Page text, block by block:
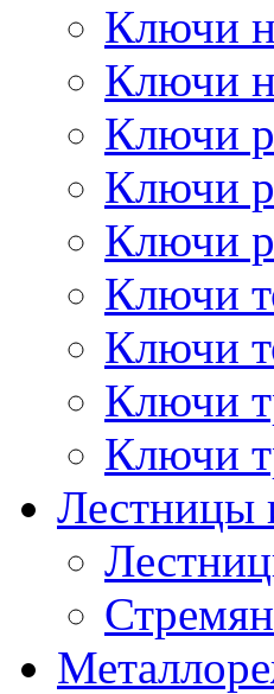
Ключи
Ключи
Ключи
Ключи
Ключи
Ключи
Ключи
Ключи
Ключи
Лестницы